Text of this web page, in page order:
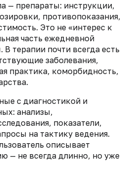
— препараты: инструкции,
противопоказания,
Это не «интерес к
часть ежедневной
терапии почти всегда есть
заболевания,
практика, коморбидность,
с диагностикой и
анализы,
показатели,
на тактику ведения.
описывает
— не всегда длинно, но уже